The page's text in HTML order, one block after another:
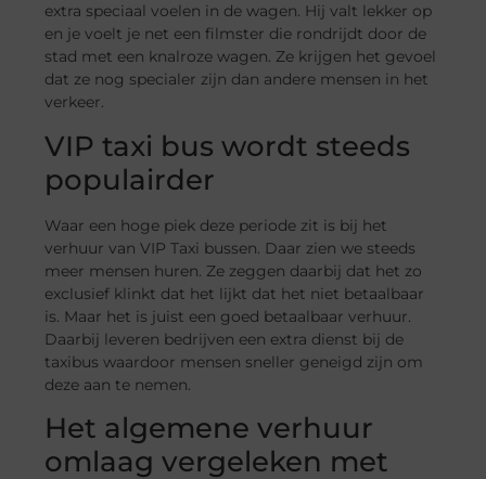
extra speciaal voelen in de wagen. Hij valt lekker op
en je voelt je net een filmster die rondrijdt door de
stad met een knalroze wagen. Ze krijgen het gevoel
dat ze nog specialer zijn dan andere mensen in het
verkeer.
VIP taxi bus wordt steeds
populairder
Waar een hoge piek deze periode zit is bij het
verhuur van VIP Taxi bussen. Daar zien we steeds
meer mensen huren. Ze zeggen daarbij dat het zo
exclusief klinkt dat het lijkt dat het niet betaalbaar
is. Maar het is juist een goed betaalbaar verhuur.
Daarbij leveren bedrijven een extra dienst bij de
taxibus waardoor mensen sneller geneigd zijn om
deze aan te nemen.
Het algemene verhuur
omlaag vergeleken met